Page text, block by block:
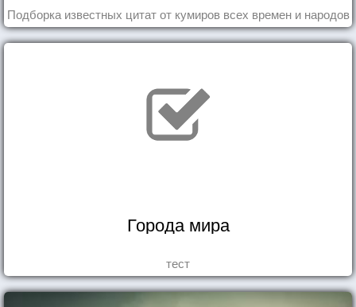
Подборка известных цитат от кумиров всех времен и народов
Города мира
тест